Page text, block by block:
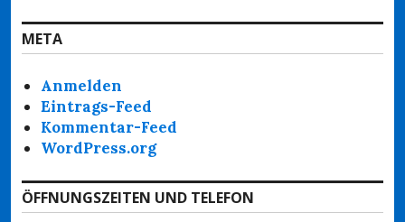
META
Anmelden
Eintrags-Feed
Kommentar-Feed
WordPress.org
ÖFFNUNGSZEITEN UND TELEFON